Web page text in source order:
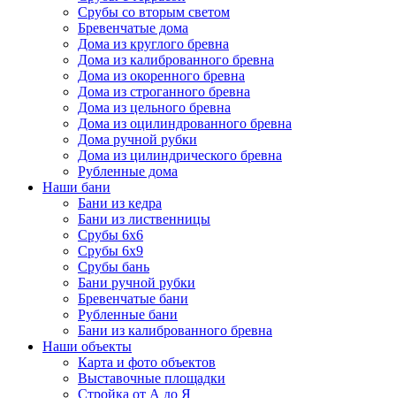
Срубы со вторым светом
Бревенчатые дома
Дома из круглого бревна
Дома из калиброванного бревна
Дома из окоренного бревна
Дома из строганного бревна
Дома из цельного бревна
Дома из оцилиндрованного бревна
Дома ручной рубки
Дома из цилиндрического бревна
Рубленные дома
Наши бани
Бани из кедра
Бани из лиственницы
Срубы 6х6
Срубы 6х9
Срубы бань
Бани ручной рубки
Бревенчатые бани
Рубленные бани
Бани из калиброванного бревна
Наши объекты
Карта и фото объектов
Выставочные площадки
Стройка от А до Я